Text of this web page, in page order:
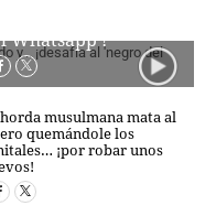
Whatsapp’!
musulmana mata al
quemándole los
¡por robar unos